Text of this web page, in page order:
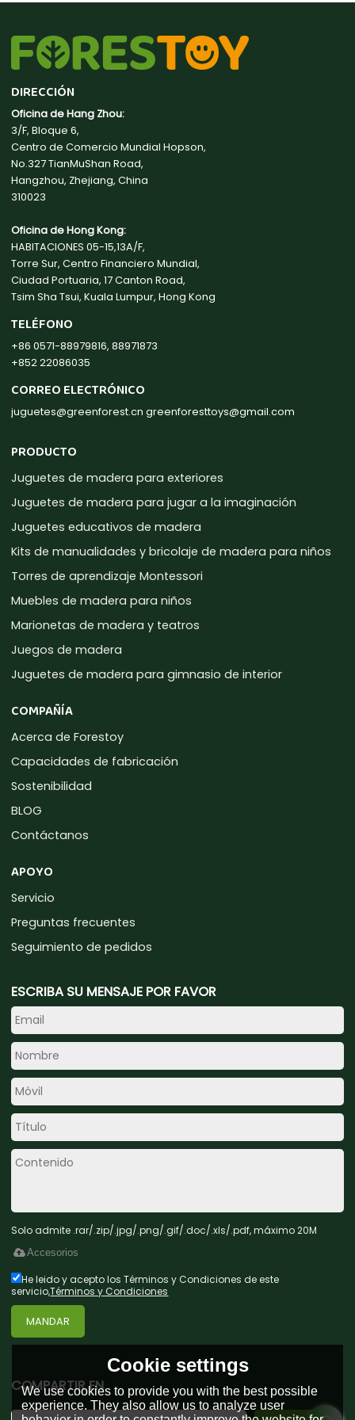
DIRECCIÓN
Oficina de Hang Zhou:
3/F, Bloque 6,
Centro de Comercio Mundial Hopson,
No.327 TianMuShan Road,
Hangzhou, Zhejiang, China
310023
Oficina de Hong Kong:
HABITACIONES 05-15,13A/F,
Torre Sur, Centro Financiero Mundial,
Ciudad Portuaria, 17 Canton Road,
Tsim Sha Tsui, Kuala Lumpur, Hong Kong
TELÉFONO
+86 0571-88979816, 88971873
+852 22086035
CORREO ELECTRÓNICO
juguetes@greenforest.cn greenforesttoys@gmail.com
PRODUCTO
Juguetes de madera para exteriores
Juguetes de madera para jugar a la imaginación
Juguetes educativos de madera
Kits de manualidades y bricolaje de madera para niños
Torres de aprendizaje Montessori
Muebles de madera para niños
Marionetas de madera y teatros
Juegos de madera
Juguetes de madera para gimnasio de interior
COMPAÑÍA
Acerca de Forestoy
Capacidades de fabricación
Sostenibilidad
BLOG
Contáctanos
APOYO
Servicio
Preguntas frecuentes
Seguimiento de pedidos
ESCRIBA SU MENSAJE POR FAVOR
Solo admite .rar/.zip/.jpg/.png/.gif/.doc/.xls/.pdf, máximo 20M
Accesorios
He leido y acepto los Términos y Condiciones de este
servicio,Términos y Condiciones
MANDAR
COMPARTIR EN
Cookie settings
We use cookies to provide you with the best possible
experience. They also allow us to analyze user